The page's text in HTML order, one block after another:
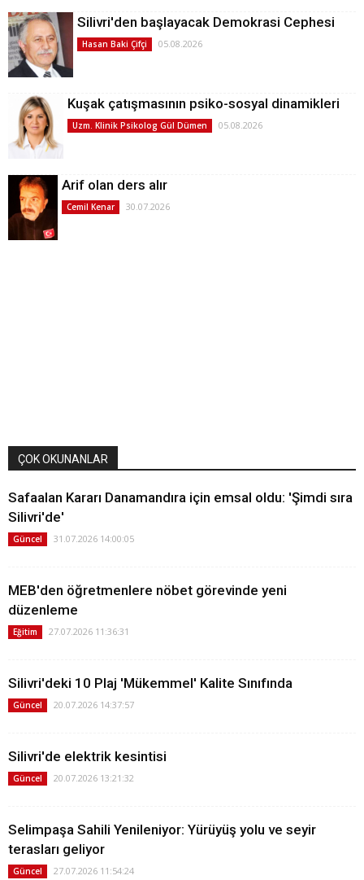
Silivri'den başlayacak Demokrasi Cephesi
Hasan Baki Çifçi 05.08.2026
Kuşak çatışmasının psiko-sosyal dinamikleri
Uzm. Klinik Psikolog Gül Dümen 05.08.2026
Arif olan ders alır
Cemil Kenar 30.07.2026
ÇOK OKUNANLAR
Safaalan Kararı Danamandıra için emsal oldu: 'Şimdi sıra
Silivri'de'
Güncel 31.07.2026 14:00:05
MEB'den öğretmenlere nöbet görevinde yeni
düzenleme
Eğitim 27.07.2026 11:36:31
Silivri'deki 10 Plaj 'Mükemmel' Kalite Sınıfında
Güncel 20.07.2026 14:37:57
Silivri'de elektrik kesintisi
Güncel 20.07.2026 13:21:32
Selimpaşa Sahili Yenileniyor: Yürüyüş yolu ve seyir
terasları geliyor
Güncel 27.07.2026 11:54:24